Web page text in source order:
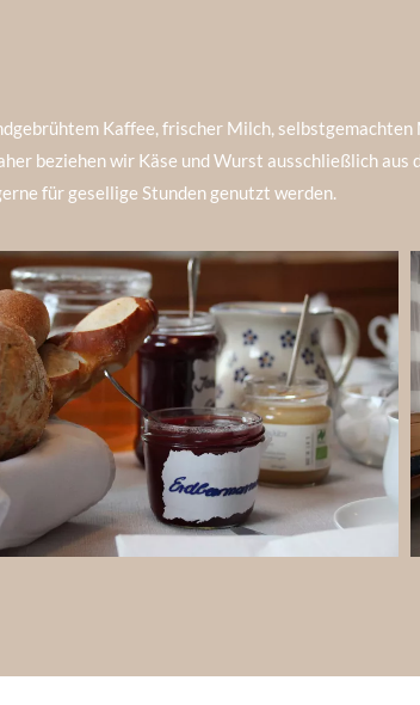
Kaffee, frischer Milch,
beziehen wir Käse und Wurst ausschließlich
für gesellige Stunden genutzt werden.